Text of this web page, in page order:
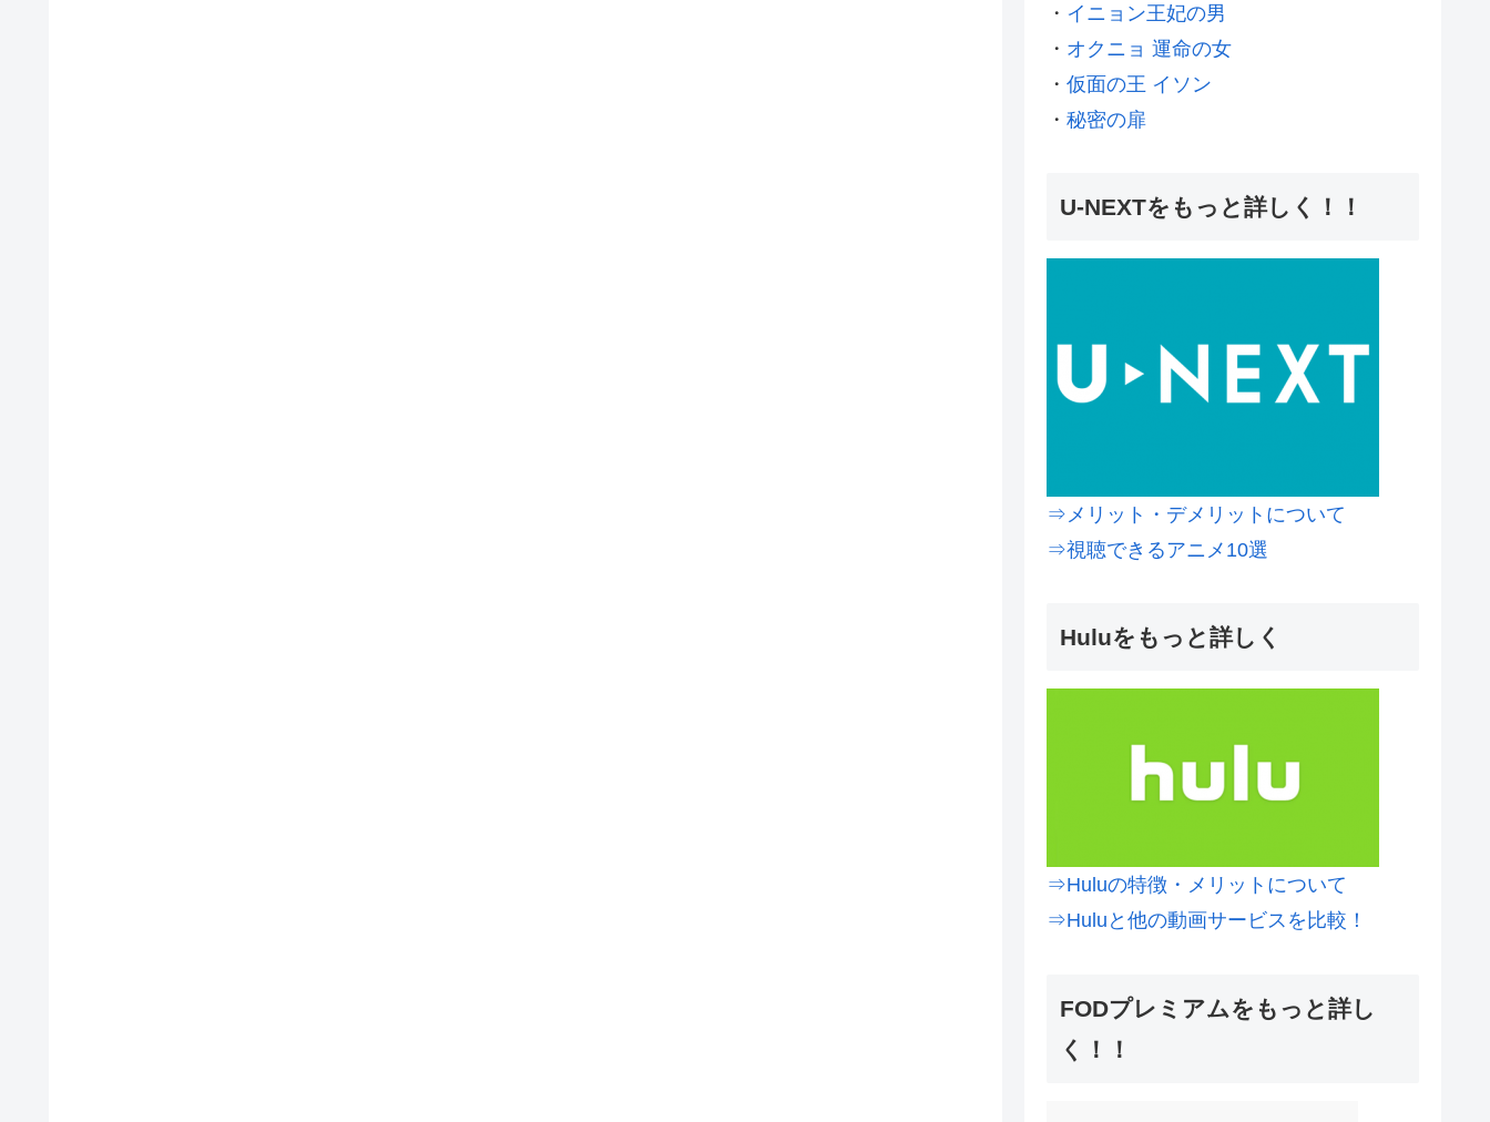
・ イニョン王妃の男
・ オクニョ 運命の女
・ 仮面の王 イソン
・ 秘密の扉
U-NEXTをもっと詳しく！！
⇒メリット・デメリットについて
⇒視聴できるアニメ10選
Huluをもっと詳しく
⇒Huluの特徴・メリットについて
⇒Huluと他の動画サービスを比較！
FODプレミアムをもっと詳し
く！！